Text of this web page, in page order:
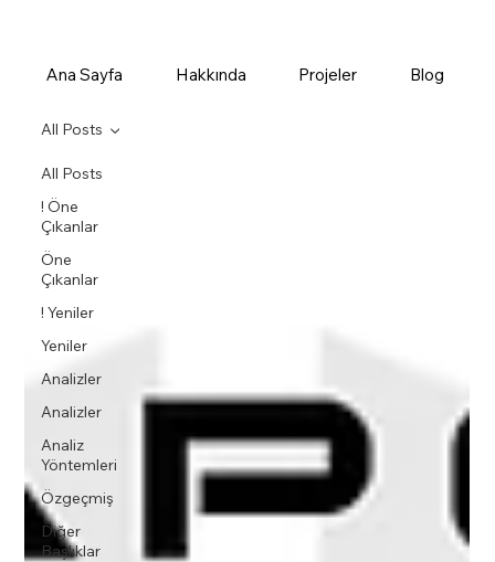
Ana Sayfa Hakkında Projeler Blog
All Posts
! Öne
Çıkanlar
Öne
Çıkanlar
! Yeniler
Yeniler
Analizler
Analizler
Analiz
Yöntemleri
Özgeçmiş
Diğer
Başlıklar
All Posts